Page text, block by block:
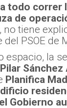
todo correr
de
no tiene
PSOE de
espacio, la
Pilar Sánchez
Planifica
el Gobierno